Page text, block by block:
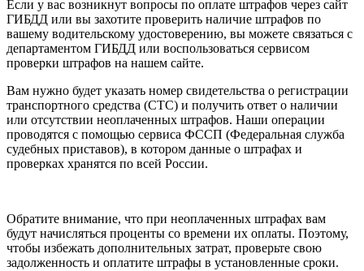
Если у вас возникнут вопросы по оплате штрафов через сайт
ГИБДД или вы захотите проверить наличие штрафов по
вашему водительскому удостоверению, вы можете связаться с
департаментом ГИБДД или воспользоваться сервисом
проверки штрафов на нашем сайте.
Вам нужно будет указать номер свидетельства о регистрации
транспортного средства (СТС) и получить ответ о наличии
или отсутствии неоплаченных штрафов. Наши операции
проводятся с помощью сервиса ФССП (Федеральная служба
судебных приставов), в котором данные о штрафах и
проверках хранятся по всей России.
Обратите внимание, что при неоплаченных штрафах вам
будут начисляться проценты со времени их оплаты. Поэтому,
чтобы избежать дополнительных затрат, проверьте свою
задолженность и оплатите штрафы в установленные сроки.